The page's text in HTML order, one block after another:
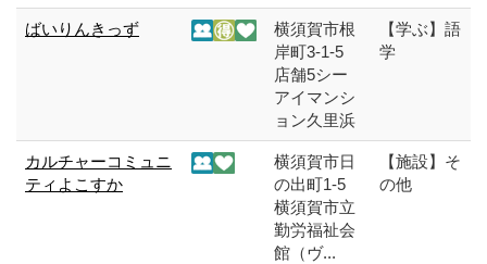
ばいりんきっず
横須賀市根
岸町3-1-5
店舗5シー
アイマンシ
ョン久里浜
【学ぶ】語
学
カルチャーコミュニ
ティよこすか
横須賀市日
の出町1-5
横須賀市立
勤労福祉会
館（ヴ...
【施設】そ
の他